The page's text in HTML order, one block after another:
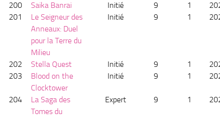
200 Saika Banrai Initié 9 1
201
Le Seigneur des
Anneaux: Duel
pour la Terre du
Milieu
Initié 9 1
202 Stella Quest Initié 9 1
203
Blood on the
Clocktower
Initié 9 1
204
La Saga des
Tomes du
Expert 9 1